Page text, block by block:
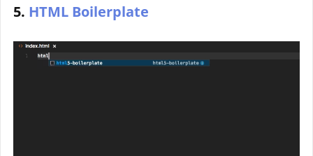
5. HTML Boilerplate